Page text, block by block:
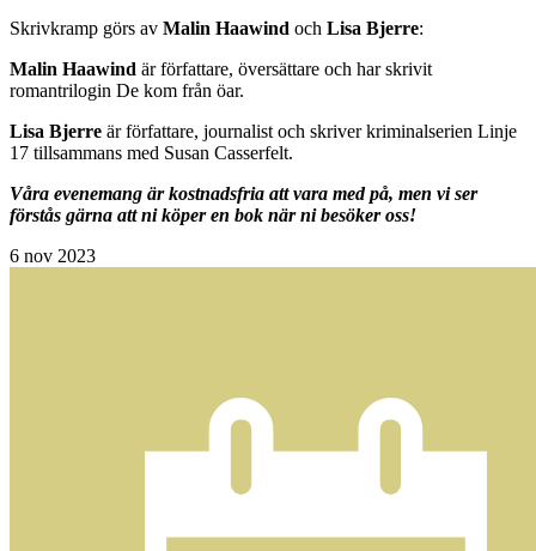
Skrivkramp görs av Malin Haawind och Lisa Bjerre:
Malin Haawind är författare, översättare och har skrivit
romantrilogin De kom från öar.
Lisa Bjerre är författare, journalist och skriver kriminalserien Linje
17 tillsammans med Susan Casserfelt.
Våra evenemang är kostnadsfria att vara med på, men vi ser
förstås gärna att ni köper en bok när ni besöker oss!
6 nov 2023